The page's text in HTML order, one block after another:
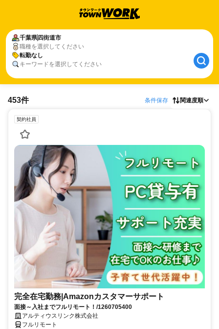
千葉県 四街道市
職種を選択してください
転勤なし
キーワードを選択してください
453件 条件保存 関連度順
契約社員
完全在宅勤務|Amazonカスタマーサポート
面接～入社までフルリモート！/1260705400
アルティウスリンク株式会社
フルリモート